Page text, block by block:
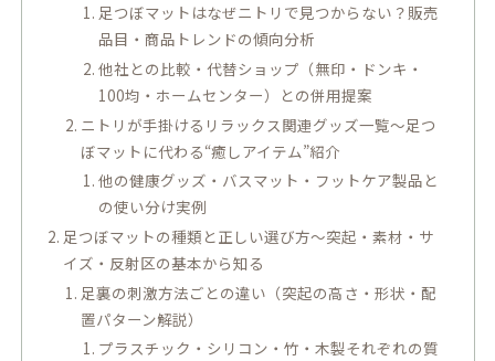
足つぼマットはなぜニトリで見つからない？販売
品目・商品トレンドの傾向分析
他社との比較・代替ショップ（無印・ドンキ・
100均・ホームセンター）との併用提案
ニトリが手掛けるリラックス関連グッズ一覧～足つ
ぼマットに代わる“癒しアイテム”紹介
他の健康グッズ・バスマット・フットケア製品と
の使い分け実例
足つぼマットの種類と正しい選び方～突起・素材・サ
イズ・反射区の基本から知る
足裏の刺激方法ごとの違い（突起の高さ・形状・配
置パターン解説）
プラスチック・シリコン・竹・木製それぞれの質